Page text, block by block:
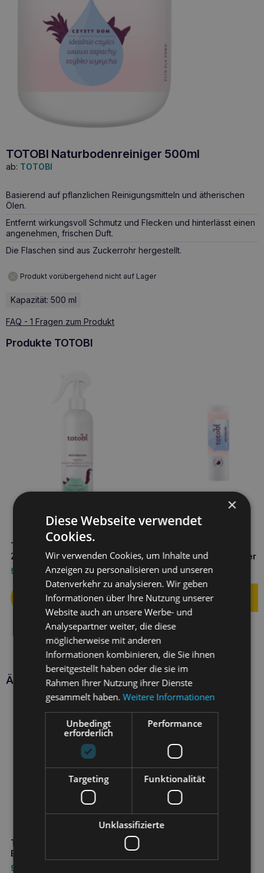
TOTOBI Naturbodenreiniger 500ml
ab: TOTOBI
Basierend auf pflanzlichen Reinigungsmitteln und ätherischen
Ölen.
Entfernt wirkungsvoll Schmutz und Flecken und hinterlässt einen
angenehmen, frischen Duft.
Die Flaschen sind aus Zuckerrohr hergestellt.
Produkt vorübergehend nicht auf Lager
Kapazität: 500 ml
FAQ - 1 Fragen zum Produkt
Produkte TOTOBI
TOTOBI Natürlicher Anti-
Zecken-Spray 300ml
9,50
unparfümierte Stabbutter
4,90€
Ähnliche Produkte
TOTOBI Natürliche
Erfrischungsflüssigkeit 100ml
9,50
×
Diese Webseite verwendet
Cookies.
Wir verwenden Cookies, um Inhalte und
Anzeigen zu personalisieren und unseren
Datenverkehr zu analysieren. Wir geben
Informationen über Ihre Nutzung unserer
Website auch an unsere Werbe- und
Analysepartner weiter, die diese
möglicherweise mit anderen
Informationen kombinieren, die Sie ihnen
bereitgestellt haben oder die sie im
Rahmen Ihrer Nutzung ihrer Dienste
gesammelt haben.Weitere Informationen
Unbedingt
erforderlich
Performance
Targeting Funktionalität
Unklassifizierte